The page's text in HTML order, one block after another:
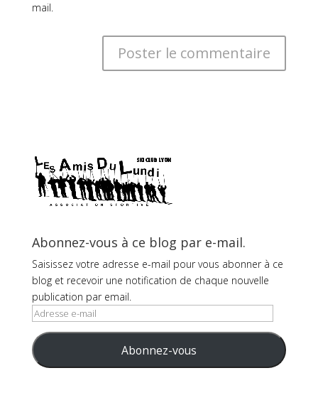
mail.
Abonnez-vous à ce blog par e-mail.
Saisissez votre adresse e-mail pour vous abonner à ce
blog et recevoir une notification de chaque nouvelle
publication par email.
Adresse
mail
Abonnez-vous